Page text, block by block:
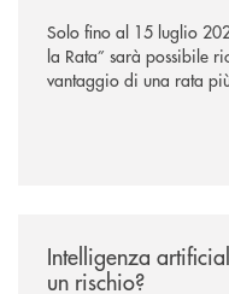
Solo fino al 15 luglio
la Rata” sarà possibile
vantaggio di una rata
Intelligenza
un rischio?